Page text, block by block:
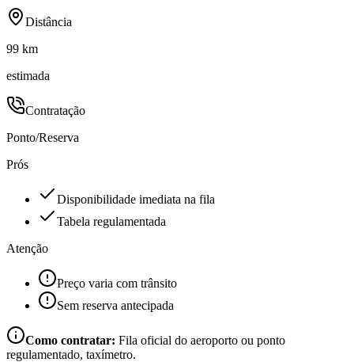
Distância
99 km
estimada
Contratação
Ponto/Reserva
Prós
Disponibilidade imediata na fila
Tabela regulamentada
Atenção
Preço varia com trânsito
Sem reserva antecipada
Como contratar: Fila oficial do aeroporto ou ponto
regulamentado, taxímetro.